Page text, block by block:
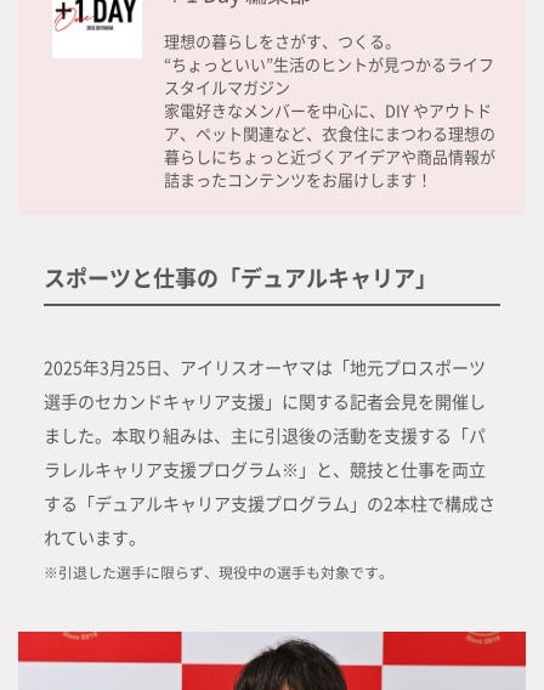
理想の暮らしをさがす、つくる。
“ちょっといい”生活のヒントが見つかるライフ
スタイルマガジン
家電好きなメンバーを中心に、DIY やアウトド
ア、ペット関連など、衣食住にまつわる理想の
暮らしにちょっと近づくアイデアや商品情報が
詰まったコンテンツをお届けします！
スポーツと仕事の「デュアルキャリア」
2025年3月25日、アイリスオーヤマは「地元プロスポーツ
選手のセカンドキャリア支援」に関する記者会見を開催し
ました。本取り組みは、主に引退後の活動を支援する「パ
ラレルキャリア支援プログラム※」と、競技と仕事を両立
する「デュアルキャリア支援プログラム」の2本柱で構成さ
れています。
※引退した選手に限らず、現役中の選手も対象です。